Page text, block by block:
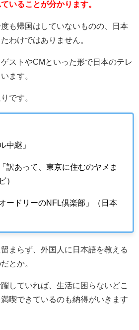
いることが分かります。
も帰国はしていないものの、日本
わけではありません。
ストやCM といった形で日本のテレ
ます。
です。
中継」
訳あって、東京に住むのヤメま
）
ードリーのNFL倶楽部」（日本
まらず、外国人に日本語を教える
とか。
していれば、生活に困らないどこ
喫できているのも納得がいきます